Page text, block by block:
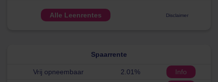
Alle Leenrentes Disclaimer
Spaarrente
Vrij opneembaar 2.01%
Info